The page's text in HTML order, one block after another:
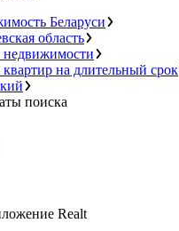
Беларуси
область
недвижимости
на длительный срок
поиска
Realt